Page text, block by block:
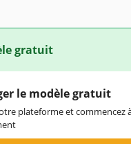
gratuit
le modèle gratuit
plateforme et commencez